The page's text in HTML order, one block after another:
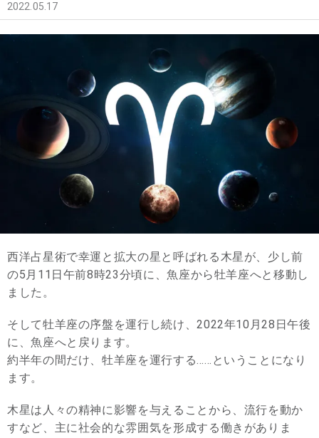
2022.05.17
西洋占星術で幸運と拡大の星と呼ばれる木星が、少し前
の5月11日午前8時23分頃に、魚座から牡羊座へと移動し
ました。
そして牡羊座の序盤を運行し続け、2022年10月28日午後
に、魚座へと戻ります。
約半年の間だけ、牡羊座を運行する……ということになり
ます。
木星は人々の精神に影響を与えることから、流行を動か
すなど、主に社会的な雰囲気を形成する働きがありま